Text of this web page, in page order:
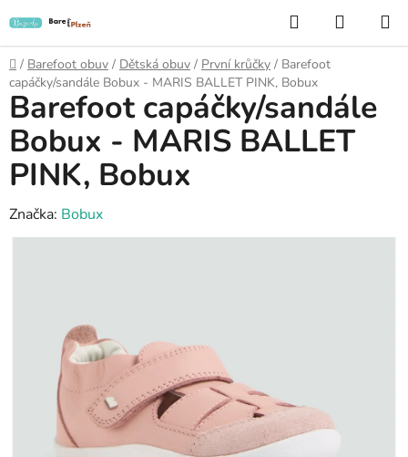
na
obsah
Hledat
KOŠÍK
Domů
/ Barefoot obuv / Dětská obuv / První krůčky / Barefoot
capáčky/sandále Bobux - MARIS BALLET PINK, Bobux
Barefoot capáčky/sandále
Bobux - MARIS BALLET
PINK, Bobux
Značka: Bobux